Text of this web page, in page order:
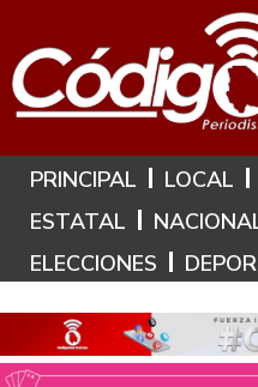
Hoy es: 6
PRINCIPAL LOCAL
ESTATAL
ELECCIONES